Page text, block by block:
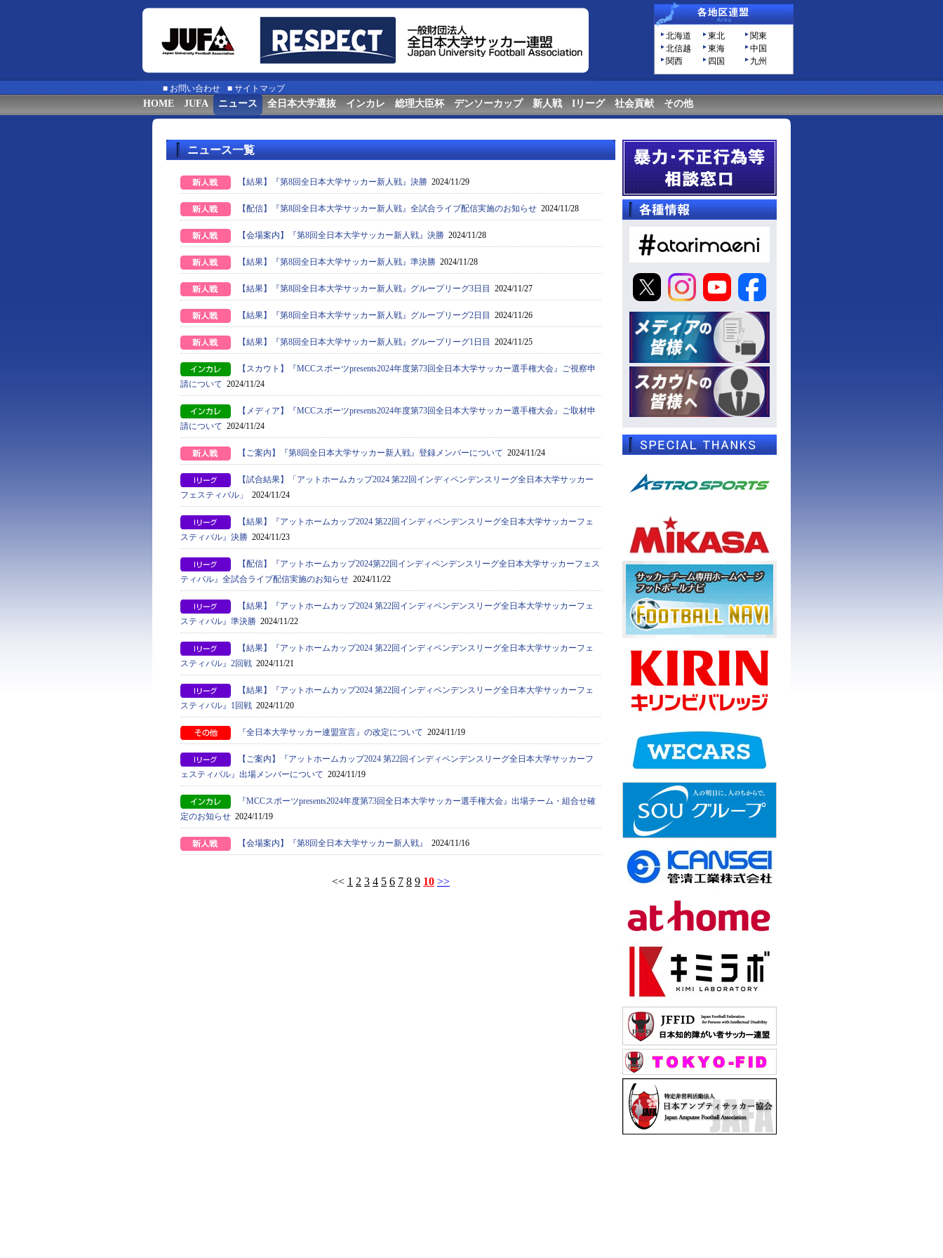
北海道 東北
関東
北信越
東海
中国
関西
四国 九州
■ お問い合わせ ■ サイトマップ
HOME JUFA ニュース 全日本大学選抜 インカレ 総理大臣杯 デンソーカップ 新人戦 Iリーグ 社会貢献 その他
ニュース一覧
【結果】『第8回全日本大学サッカー新人戦』決勝 2024/11/29
【配信】『第8回全日本大学サッカー新人戦』全試合ライブ配信実施のお知らせ 2024/11/28
【会場案内】『第8回全日本大学サッカー新人戦』決勝 2024/11/28
【結果】『第8回全日本大学サッカー新人戦』準決勝 2024/11/28
【結果】『第8回全日本大学サッカー新人戦』グループリーグ3日目 2024/11/27
【結果】『第8回全日本大学サッカー新人戦』グループリーグ2日目 2024/11/26
【結果】『第8回全日本大学サッカー新人戦』グループリーグ1日目 2024/11/25
【スカウト】『MCCスポーツpresents2024年度第73回全日本大学サッカー選手権大会』ご視察申
請について 2024/11/24
【メディア】『MCCスポーツpresents2024年度第73回全日本大学サッカー選手権大会』ご取材申
請について 2024/11/24
【ご案内】『第8回全日本大学サッカー新人戦』登録メンバーについて 2024/11/24
【試合結果】「アットホームカップ2024 第22回インディペンデンスリーグ全日本大学サッカー
フェスティバル」
2024/11/24
【結果】『アットホームカップ2024 第22回インディペンデンスリーグ全日本大学サッカーフェ
スティバル』決勝 2024/11/23
【配信】『アットホームカップ2024第22回インディペンデンスリーグ全日本大学サッカーフェス
ティバル』全試合ライブ配信実施のお知らせ 2024/11/22
【結果】『アットホームカップ2024 第22回インディペンデンスリーグ全日本大学サッカーフェ
スティバル』準決勝 2024/11/22
【結果】『アットホームカップ2024 第22回インディペンデンスリーグ全日本大学サッカーフェ
スティバル』2回戦 2024/11/21
【結果】『アットホームカップ2024 第22回インディペンデンスリーグ全日本大学サッカーフェ
スティバル』1回戦 2024/11/20
『全日本大学サッカー連盟宣言』の改定について 2024/11/19
【ご案内】『アットホームカップ2024 第22回インディペンデンスリーグ全日本大学サッカーフ
ェスティバル』出場メンバーについて 2024/11/19
『MCCスポーツpresents2024年度第73回全日本大学サッカー選手権大会』出場チーム・組合せ確
定のお知らせ 2024/11/19
【会場案内】『第8回全日本大学サッカー新人戦』 2024/11/16
<< 1 2 3 4 5 6 7 8 9 10 >>